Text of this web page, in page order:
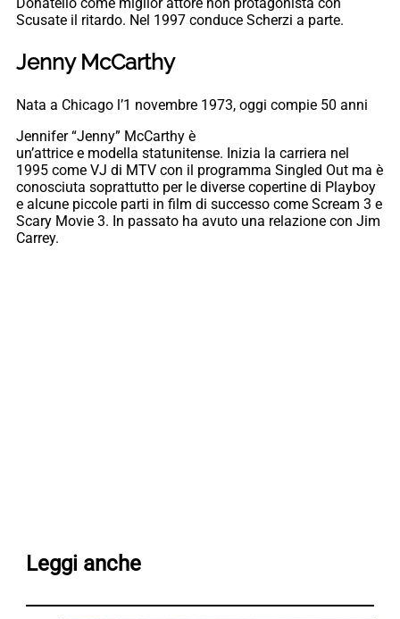
Scusate il ritardo. Nel 1997 conduce Scherzi a parte.
Jenny McCarthy
Nata a Chicago l’1 novembre 1973, oggi compie 50 anni
Jennifer “Jenny” McCarthy è
un’attrice e modella statunitense. Inizia la carriera nel
1995 come VJ di MTV con il programma Singled Out ma è
conosciuta soprattutto per le diverse copertine di Playboy
e alcune piccole parti in film di successo come Scream 3 e
Scary Movie 3. In passato ha avuto una relazione con Jim
Carrey.
Leggi anche